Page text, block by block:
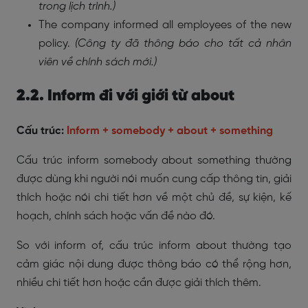
trong lịch trình.)
The company informed all employees of the new
policy. (Công ty đã thông báo cho tất cả nhân
viên về chính sách mới.)
2.2. Inform đi với giới từ about
Cấu trúc: Inform + somebody + about + something
Cấu trúc inform somebody about something thường
được dùng khi người nói muốn cung cấp thông tin, giải
thích hoặc nói chi tiết hơn về một chủ đề, sự kiện, kế
hoạch, chính sách hoặc vấn đề nào đó.
So với inform of, cấu trúc inform about thường tạo
cảm giác nội dung được thông báo có thể rộng hơn,
nhiều chi tiết hơn hoặc cần được giải thích thêm.